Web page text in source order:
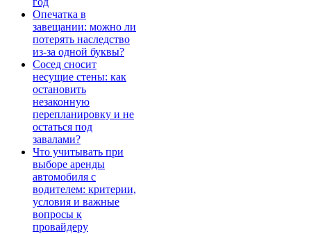
Опечатка в
завещании: можно ли
потерять наследство
из-за одной буквы?
Сосед сносит
несущие стены: как
остановить
незаконную
перепланировку и не
остаться под
завалами?
Что учитывать при
выборе аренды
автомобиля с
водителем: критерии,
условия и важные
вопросы к
провайдеру